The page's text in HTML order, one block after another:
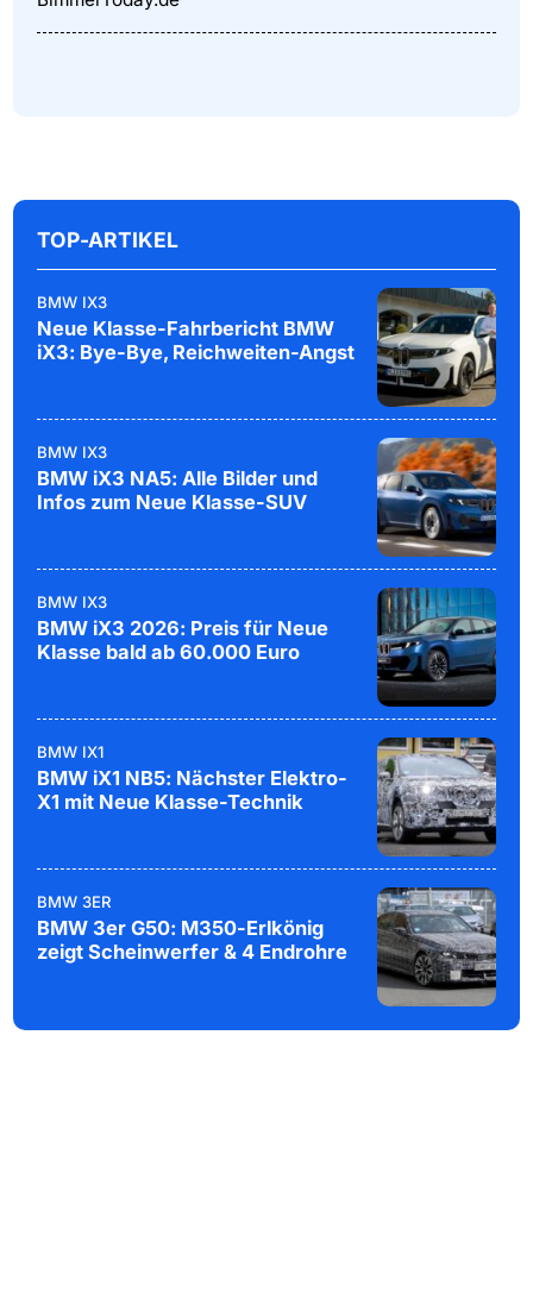
TOP-ARTIKEL
BMW IX3
Neue Klasse-Fahrbericht BMW
iX3: Bye-Bye, Reichweiten-Angst
BMW IX3
BMW iX3 NA5: Alle Bilder und
Infos zum Neue Klasse-SUV
BMW IX3
BMW iX3 2026: Preis für Neue
Klasse bald ab 60.000 Euro
BMW IX1
BMW iX1 NB5: Nächster Elektro-
X1 mit Neue Klasse-Technik
BMW 3ER
BMW 3er G50: M350-Erlkönig
zeigt Scheinwerfer & 4 Endrohre